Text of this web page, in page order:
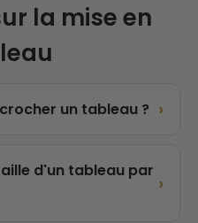
la mise en
un tableau ? ›
d'un tableau par
›